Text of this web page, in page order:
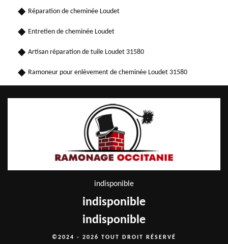
Réparation de cheminée Loudet
Entretien de cheminée Loudet
Artisan réparation de tuile Loudet 31580
Ramoneur pour enlèvement de cheminée Loudet 31580
indisponible
indisponible
indisponible
©2024 - 2026 TOUT DROIT RÉSERVÉ